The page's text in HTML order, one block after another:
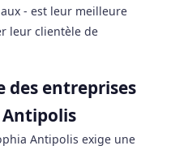
- est leur meilleure
leur clientèle de
des entreprises
Antipolis
Antipolis exige une